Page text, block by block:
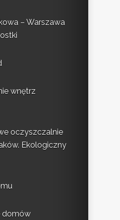
– Warszawa
wnętrz
oczyszczalnie
Ekologiczny
domów